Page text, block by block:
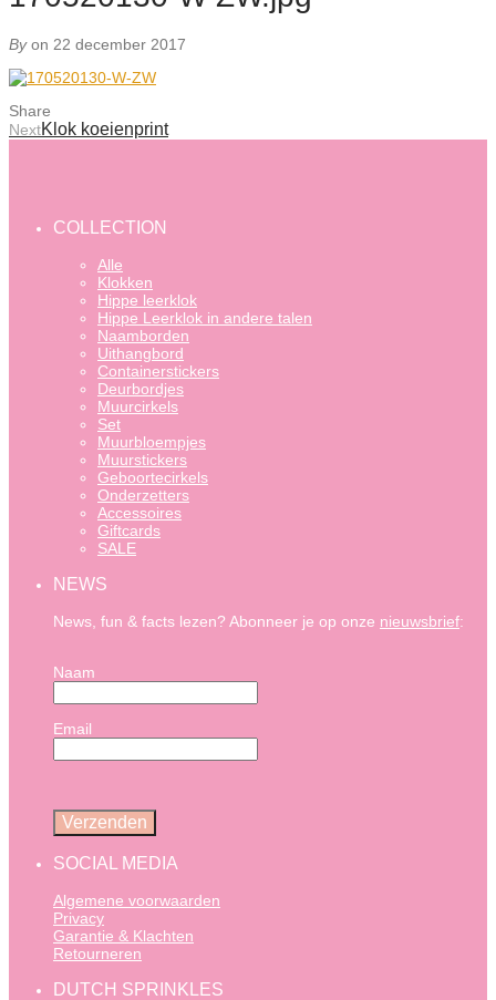
Byon 22 december 2017
Share
NextKlok koeienprint
COLLECTION
Alle
Klokken
Hippe leerklok
Hippe Leerklok in andere talen
Naamborden
Uithangbord
Containerstickers
Deurbordjes
Muurcirkels
Set
Muurbloempjes
Muurstickers
Geboortecirkels
Onderzetters
Accessoires
Giftcards
SALE
NEWS
News, fun & facts lezen? Abonneer je op onze nieuwsbrief:
Naam
Email
SOCIAL MEDIA
Algemene voorwaarden
Privacy
Garantie & Klachten
Retourneren
DUTCH SPRINKLES